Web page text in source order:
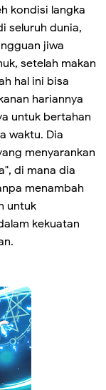
kondisi langka
seluruh dunia,
jiwa
setelah makan
hal ini bisa
hariannya
untuk bertahan
waktu. Dia
menyarankan
di mana dia
menambah
untuk
kekuatan